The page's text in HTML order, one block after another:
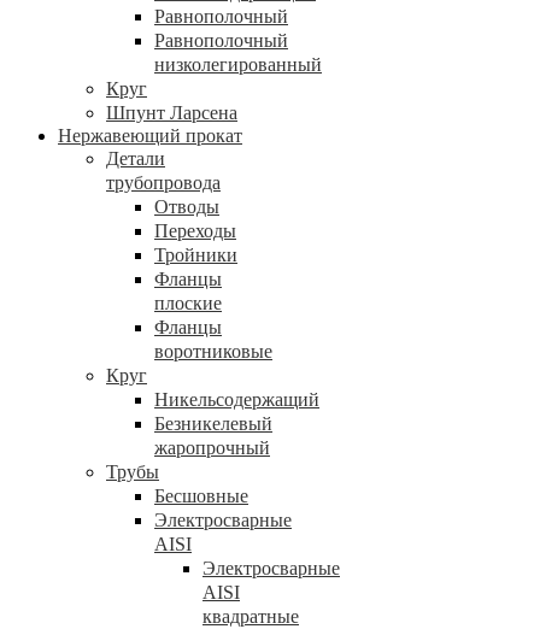
Равнополочный
Равнополочный
низколегированный
Круг
Шпунт Ларсена
Нержавеющий прокат
Детали
трубопровода
Отводы
Переходы
Тройники
Фланцы
плоские
Фланцы
воротниковые
Круг
Никельсодержащий
Безникелевый
жаропрочный
Трубы
Бесшовные
Электросварные
AISI
Электросварные
AISI
квадратные